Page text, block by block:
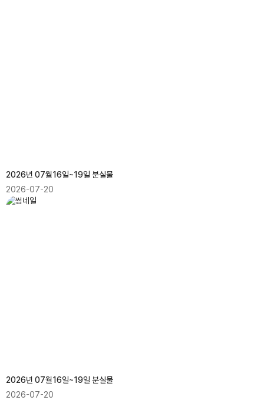
2026년 07월16일~19일 분실물
2026-07-20
2026년 07월16일~19일 분실물
2026-07-20